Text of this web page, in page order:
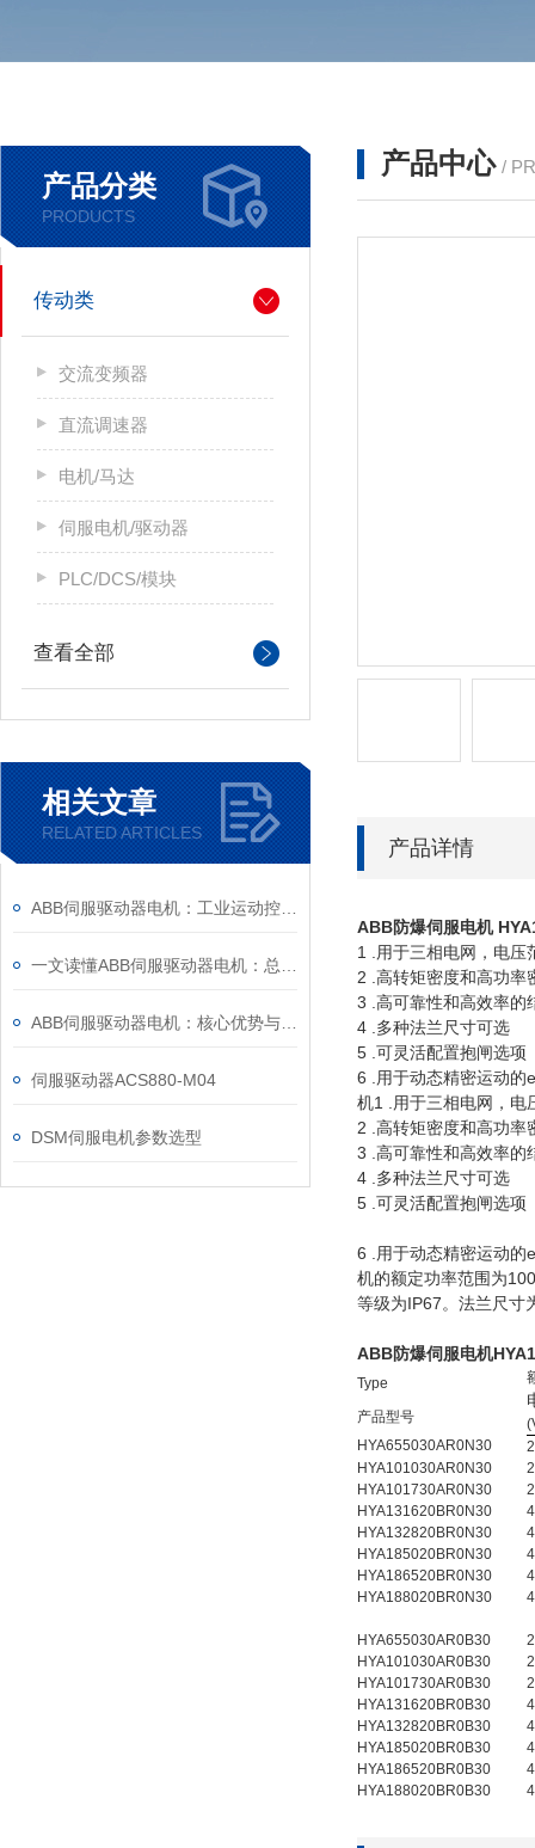
产品分类
PRODUCTS
传动类
交流变频器
直流调速器
电机/马达
伺服电机/驱动器
PLC/DCS/模块
查看全部
相关文章
RELATED ARTICLES
伺服驱动器ACS880-M04
DSM伺服电机参数选型
产品中心 /
产品详情
ABB防爆伺服电机
1 .用于三相电网，电压
2 .高转矩密度和高功率
3 .高可靠性和高效率的
4 .多种法兰尺寸可选
5 .可灵活配置抱闸选项
6 .用于动态精密运动的
机1 .用于三相电网，电
2 .高转矩密度和高功率
3 .高可靠性和高效率的
4 .多种法兰尺寸可选
5 .可灵活配置抱闸选项
6 .用于动态精密运动的
机的额定功率范围为
等级为IP67。法兰尺寸
ABB防爆伺服电机
Type
产品型号
HYA655030AR0N30
HYA101030AR0N30
HYA101730AR0N30
HYA131620BR0N30
HYA132820BR0N30
HYA185020BR0N30
HYA186520BR0N30
HYA188020BR0N30
HYA655030AR0B30
HYA101030AR0B30
HYA101730AR0B30
HYA131620BR0B30
HYA132820BR0B30
HYA185020BR0B30
HYA186520BR0B30
HYA188020BR0B30